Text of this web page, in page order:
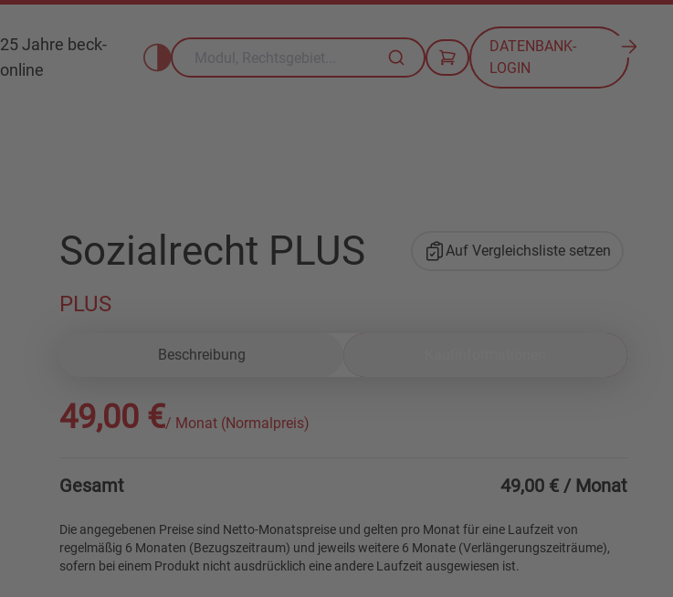
25 Jahre beck-
online
DATENBANK-
LOGIN
Sozialrecht PLUS
PLUS
Auf Vergleichsliste setzen
Beschreibung
49,00 €/ Monat (Normalpreis)
Gesamt 49,00 € / Monat
Die angegebenen Preise sind Netto-Monatspreise und gelten pro Monat für eine Laufzeit von
regelmäßig 6 Monaten (Bezugszeitraum) und jeweils weitere 6 Monate (Verlängerungszeiträume),
sofern bei einem Produkt nicht ausdrücklich eine andere Laufzeit ausgewiesen ist.